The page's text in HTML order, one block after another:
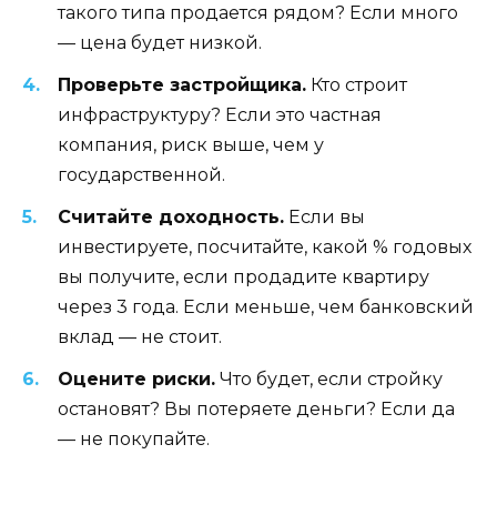
такого типа продается рядом? Если много
— цена будет низкой.
Проверьте застройщика. Кто строит
инфраструктуру? Если это частная
компания, риск выше, чем у
государственной.
Считайте доходность. Если вы
инвестируете, посчитайте, какой % годовых
вы получите, если продадите квартиру
через 3 года. Если меньше, чем банковский
вклад — не стоит.
Оцените риски. Что будет, если стройку
остановят? Вы потеряете деньги? Если да
— не покупайте.